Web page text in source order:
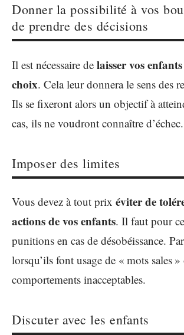
Donner la possibilité à vos
de prendre des décisions
Il est nécessaire de laisser vos
choix. Cela leur donnera le sens des
Ils se fixeront alors un objectif à
cas, ils ne voudront connaître d’échec.
Imposer des limites
Vous devez à tout prix éviter de
actions de vos enfants. Il faut pour
punitions en cas de désobéissance.
lorsqu’ils font usage de « mots sales
comportements inacceptables.
Discuter avec les enfants